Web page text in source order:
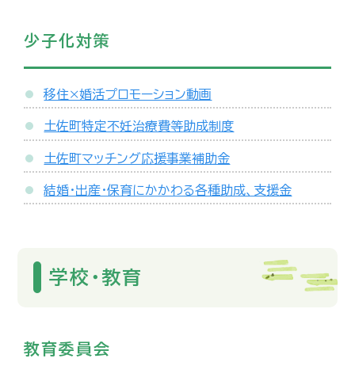
少子化対策
移住×婚活プロモーション動画
土佐町特定不妊治療費等助成制度
土佐町マッチング応援事業補助金
結婚・出産・保育にかかわる各種助成、支援金
学校・教育
教育委員会